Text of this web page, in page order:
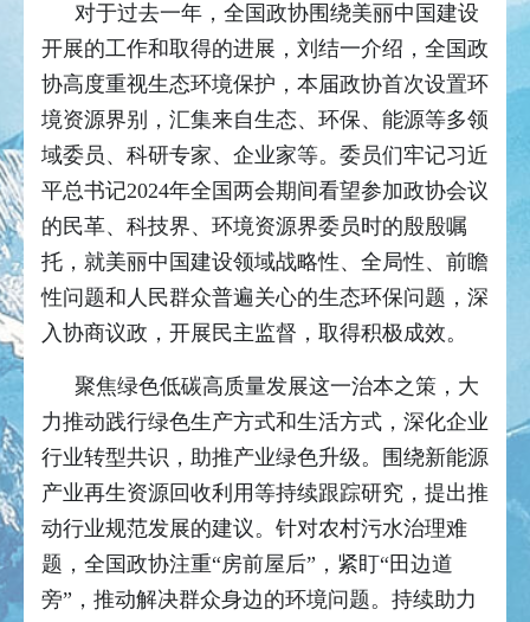
对于过去一年，全国政协围绕美丽中国建设
开展的工作和取得的进展，刘结一介绍，全国政
协高度重视生态环境保护，本届政协首次设置环
境资源界别，汇集来自生态、环保、能源等多领
域委员、科研专家、企业家等。委员们牢记习近
平总书记2024年全国两会期间看望参加政协会议
的民革、科技界、环境资源界委员时的殷殷嘱
托，就美丽中国建设领域战略性、全局性、前瞻
性问题和人民群众普遍关心的生态环保问题，深
入协商议政，开展民主监督，取得积极成效。
聚焦绿色低碳高质量发展这一治本之策，大
力推动践行绿色生产方式和生活方式，深化企业
行业转型共识，助推产业绿色升级。围绕新能源
产业再生资源回收利用等持续跟踪研究，提出推
动行业规范发展的建议。针对农村污水治理难
题，全国政协注重“房前屋后”，紧盯“田边道
旁”，推动解决群众身边的环境问题。持续助力